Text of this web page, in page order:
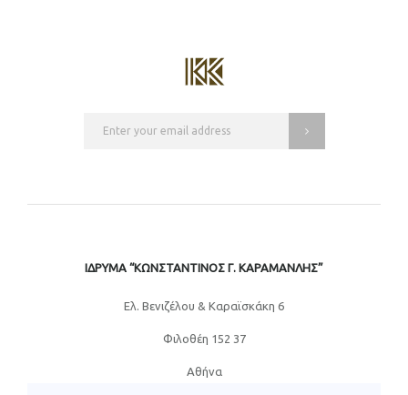
ΙΔΡΥΜΑ “ΚΩΝΣΤΑΝΤΙΝΟΣ Γ. ΚΑΡΑΜΑΝΛΗΣ”
Eλ. Βενιζέλου & Καραϊσκάκη 6
Φιλοθέη 152 37
Αθήνα